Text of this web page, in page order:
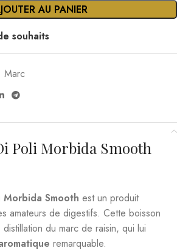
AU PANIER
souhaits
Marc
Poli Morbida Smooth
Smooth est un produit
amateurs de digestifs. Cette boisson
du marc de raisin, qui lui
remarquable.